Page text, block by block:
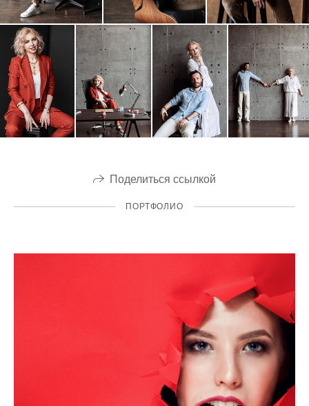
Поделиться ссылкой
ПОРТФОЛИО